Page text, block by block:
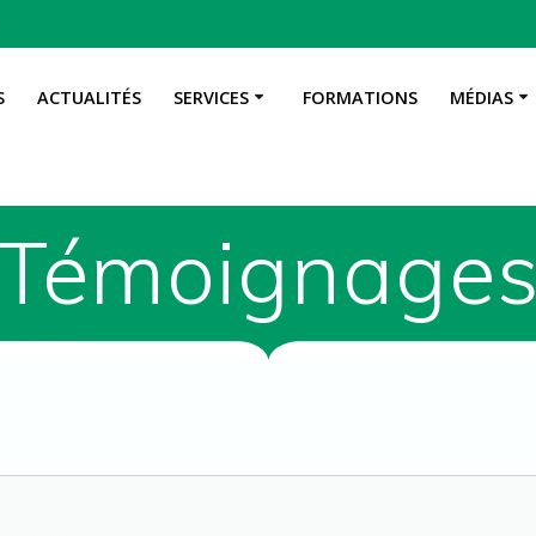
ACTUALITÉS SERVICES FORMATIONS MÉDIAS